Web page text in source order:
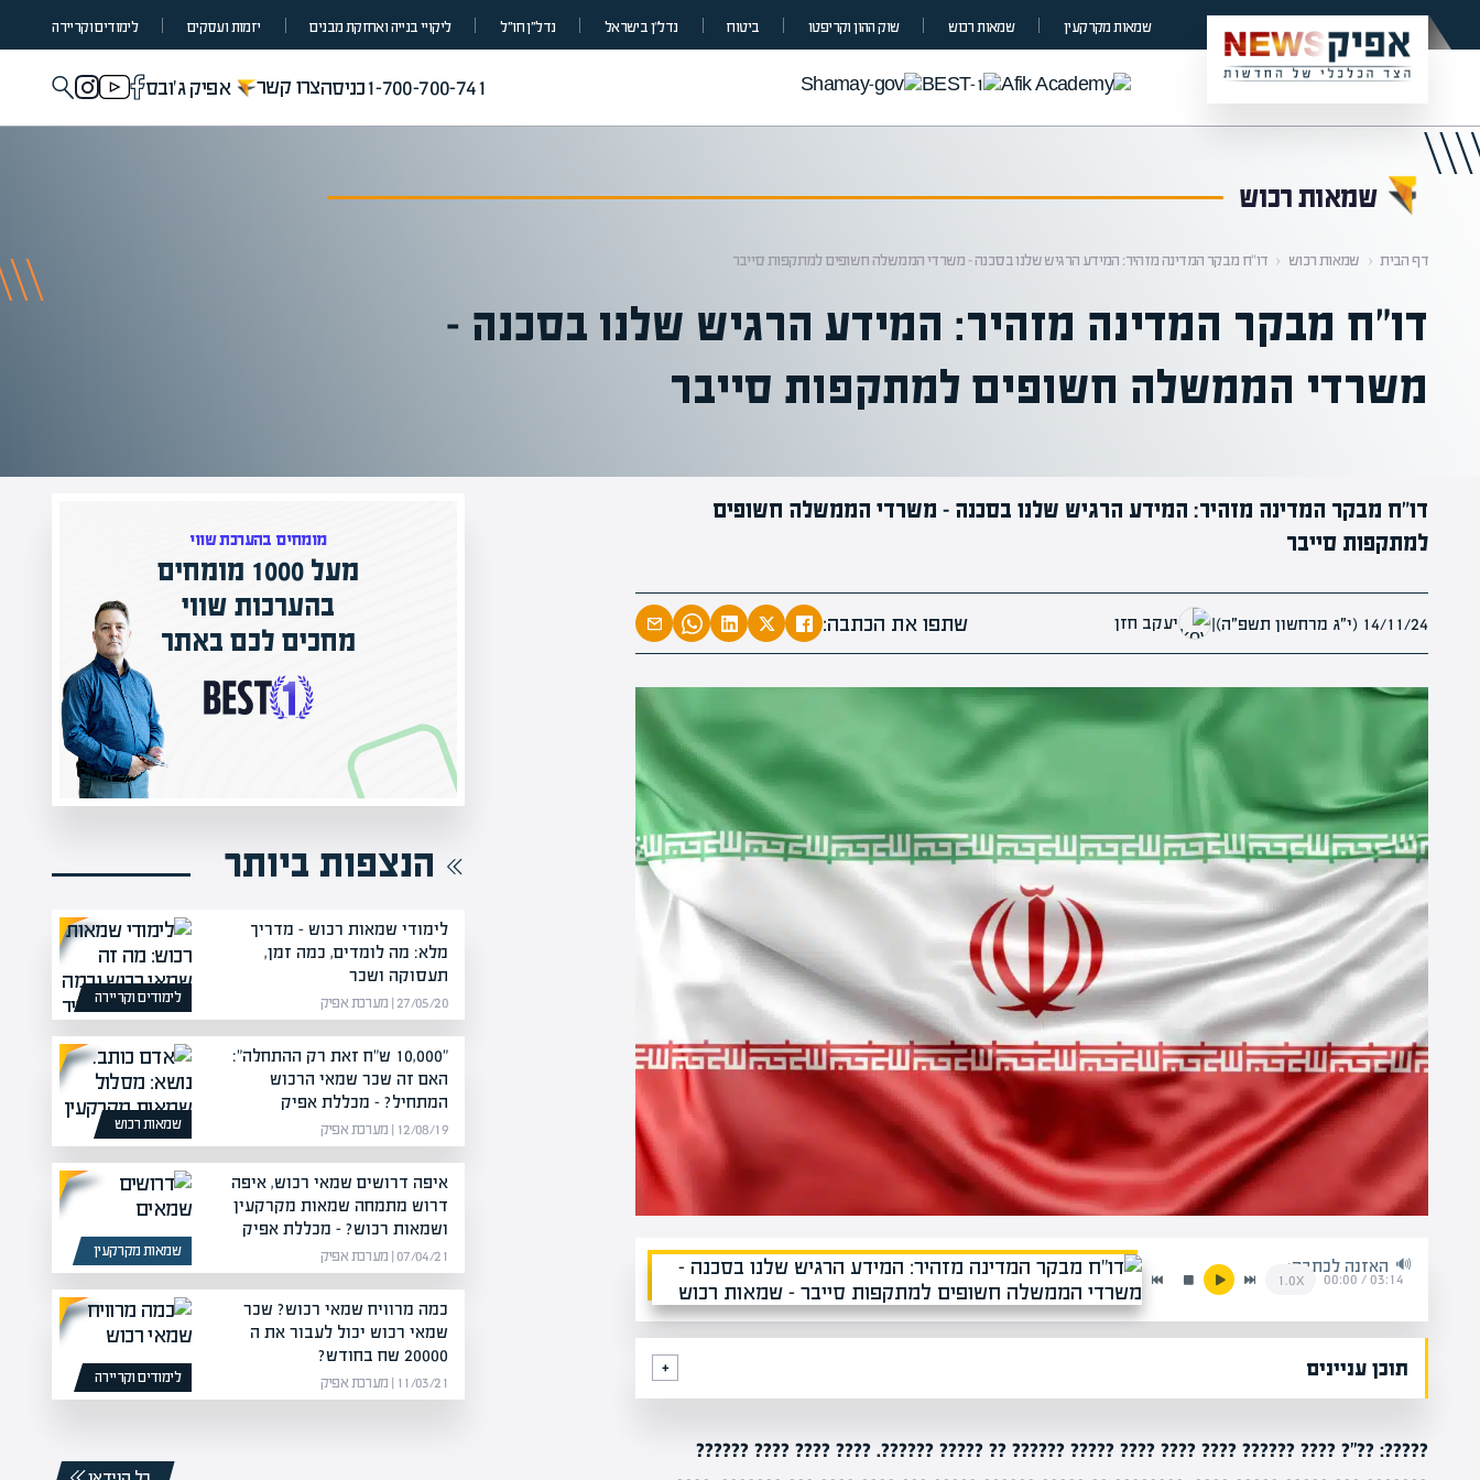
שמאות מקרקעין שמאות רכוש שוק ההון וקריפטו ביטוח נדל”ן בישראל נדל״ן חו״ל ליקויי בנייה ואחזקת מבנים יזמות ועסקים לימודים וקריירה
1-700-700-741כניסהצרו קשר אפיק ג'ובס
שמאות רכוש
דף הבית ‹ שמאות רכוש ‹ דו"ח מבקר המדינה מזהיר: המידע הרגיש שלנו בסכנה – משרדי הממשלה חשופים למתקפות סייבר
דו"ח מבקר המדינה מזהיר: המידע הרגיש שלנו בסכנה –
משרדי הממשלה חשופים למתקפות סייבר
דו"ח מבקר המדינה מזהיר: המידע הרגיש שלנו בסכנה - משרדי הממשלה חשופים
למתקפות סייבר
14/11/24 (י״ג מרחשון תשפ״ה) | יעקב חזן שתפו את הכתבה:
האזנה לכתבה:
03:14
/
00:00
1.0x
תוכן עניינים
?????: ??"? ???? ?????? ???? ???? ???? ????? ?????? ?? ????? ??????. ???? ???? ???? ??????
מומחים בהערכת שווי
מעל 1000 מומחים
בהערכות שווי
מחכים לכם באתר
הנצפות ביותר
לימודים וקריירה
לימודי שמאות רכוש – מדריך
מלא: מה לומדים, כמה זמן,
תעסוקה ושכר
27/05/20 | מערכת אפיק
שמאות רכוש
"10,000 ש"ח זאת רק ההתחלה":
האם זה שכר שמאי הרכוש
המתחיל? – מכללת אפיק
12/08/19 | מערכת אפיק
שמאות מקרקעין
איפה דרושים שמאי רכוש, איפה
דרוש מתמחה שמאות מקרקעין
ושמאות רכוש? – מכללת אפיק
07/04/21 | מערכת אפיק
לימודים וקריירה
כמה מרוויח שמאי רכוש? שכר
שמאי רכוש יכול לעבור את ה
20000 שח בחודש?
11/03/21 | מערכת אפיק